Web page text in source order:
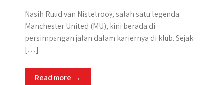
Nasih Ruud van Nistelrooy, salah satu legenda
Manchester United (MU), kini berada di
persimpangan jalan dalam kariernya di klub. Sejak
[…]
Read more →